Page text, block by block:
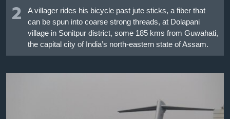
2
A villager rides his bicycle past jute sticks, a fiber that
can be spun into coarse strong threads, at Dolapani
village in Sonitpur district, some 185 kms from Guwahati,
the capital city of India’s north-eastern state of Assam.